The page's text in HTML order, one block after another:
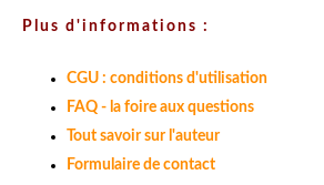
Plus d'informations :
CGU : conditions d'utilisation
FAQ - la foire aux questions
Tout savoir sur l'auteur
Formulaire de contact